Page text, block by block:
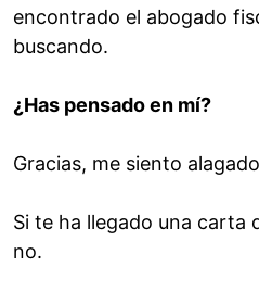
encontrado el abogado
buscando.
¿Has pensado en mí?
Gracias, me siento
Si te ha llegado una carta
no.